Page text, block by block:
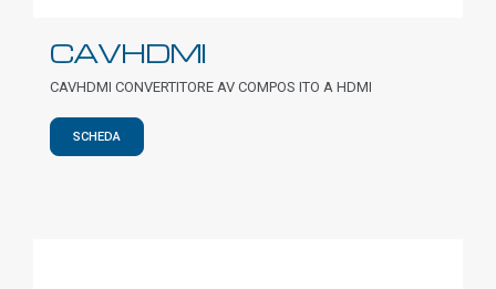
CAVHDMI
CAVHDMI CONVERTITORE AV COMPOS ITO A HDMI
SCHEDA